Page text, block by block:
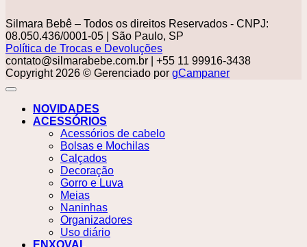
Silmara Bebê – Todos os direitos Reservados - CNPJ:
08.050.436/0001-05 | São Paulo, SP
Política de Trocas e Devoluções
contato@silmarabebe.com.br | +55 11 99916-3438
Copyright 2026 © Gerenciado por gCampaner
NOVIDADES
ACESSÓRIOS
Acessórios de cabelo
Bolsas e Mochilas
Calçados
Decoração
Gorro e Luva
Meias
Naninhas
Organizadores
Uso diário
ENXOVAL